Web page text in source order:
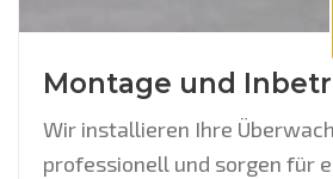
Montage und
Wir installieren Ihre
professionell und sorgen für